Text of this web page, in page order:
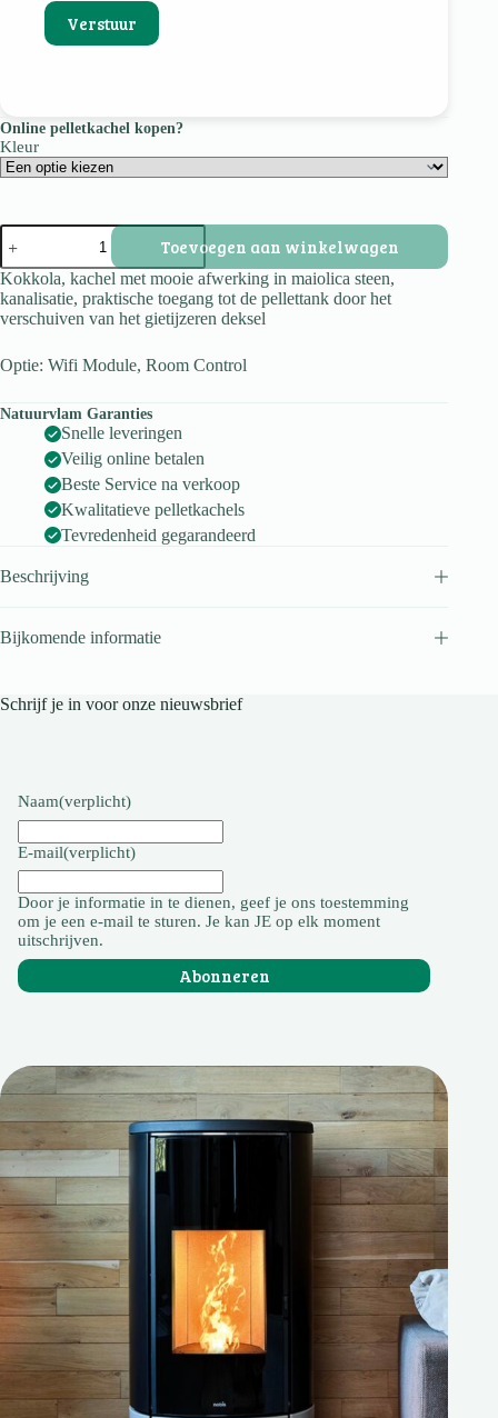
Online pelletkachel kopen?
Kleur
Kokkola
aantal
Toevoegen aan winkelwagen
Kokkola, kachel met mooie afwerking in maiolica steen,
kanalisatie, praktische toegang tot de pellettank door het
verschuiven van het gietijzeren deksel
Optie: Wifi Module, Room Control
Natuurvlam Garanties
Snelle leveringen
Veilig online betalen
Beste Service na verkoop
Kwalitatieve pelletkachels
Tevredenheid gegarandeerd
Beschrijving
Bijkomende informatie
Schrijf je in voor onze nieuwsbrief
Naam(verplicht)
E-mail(verplicht)
Door je informatie in te dienen, geef je ons toestemming
om je een e-mail te sturen. Je kan JE op elk moment
uitschrijven.
Abonneren